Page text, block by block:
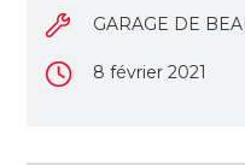
GARAGE DE
8 février 2021